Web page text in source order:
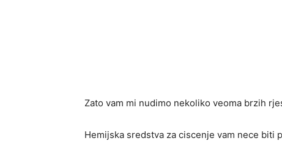
Zato vam mi nudimo nekoliko veoma brzih
Hemijska sredstva za ciscenje vam nece